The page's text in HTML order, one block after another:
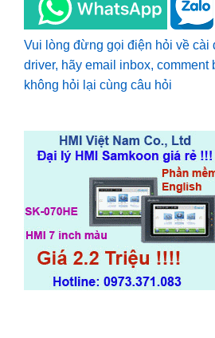
Vui lòng đừng gọi điện hỏi về cài
driver, hãy email inbox,
không hỏi lại cùng câu hỏi